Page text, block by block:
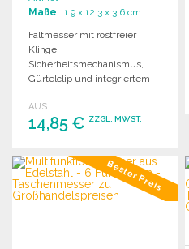
Maße : 1.9 x 12.3 x 3.6 cm
Faltmesser mit rostfreier
Klinge,
Sicherheitsmechanismus,
Gürtelclip und integriertem
Design mit
Titanbeschichtung.
AUS
14,85 € ZZGL. MWST.
BESTELLEN
Angebot anfordernBester Preis